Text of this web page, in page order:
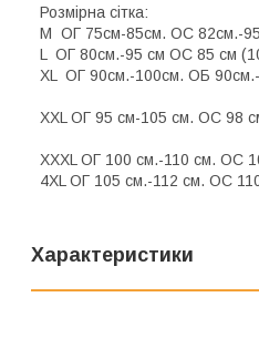
Розмірна сітка:
M ОГ 75см-85см. ОС 82см.-
L ОГ 80см.-95 см ОС 85 см
XL ОГ 90см.-100см. ОБ
XXL ОГ 95 см-105 см. ОС 98
XXXL ОГ 100 см.-110 см. ОС
4ХL ОГ 105 см.-112 см. ОС
Характеристики